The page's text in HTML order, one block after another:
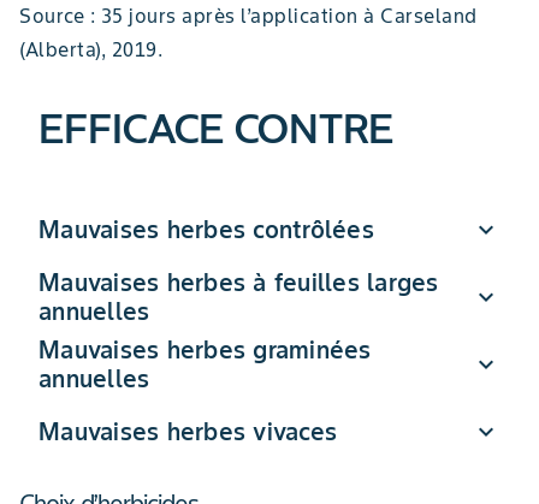
Source : 35 jours après l’application à Carseland
(Alberta), 2019.
EFFICACE CONTRE
Mauvaises herbes contrôlées expand_more
Amarante tuberculée
Chénopode blanc
Kochia à balais
Mauvaises herbes à feuilles larges
annuelles
expand_more
amarante à racine rouge
amarante hybride
armoise bisannuellebourse-à-pasteur
Mauvaises herbes graminées
annuelles
expand_more
Mauvaises herbes vivaces expand_more